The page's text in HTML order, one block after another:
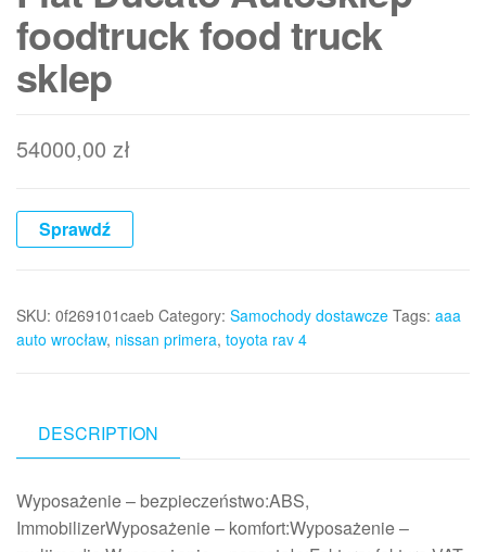
foodtruck food truck
sklep
54000,00 zł
Sprawdź
SKU: 0f269101caeb Category: Samochody dostawcze Tags: aaa
auto wrocław, nissan primera, toyota rav 4
DESCRIPTION
Wyposażenie – bezpieczeństwo:ABS,
ImmobilizerWyposażenie – komfort:Wyposażenie –